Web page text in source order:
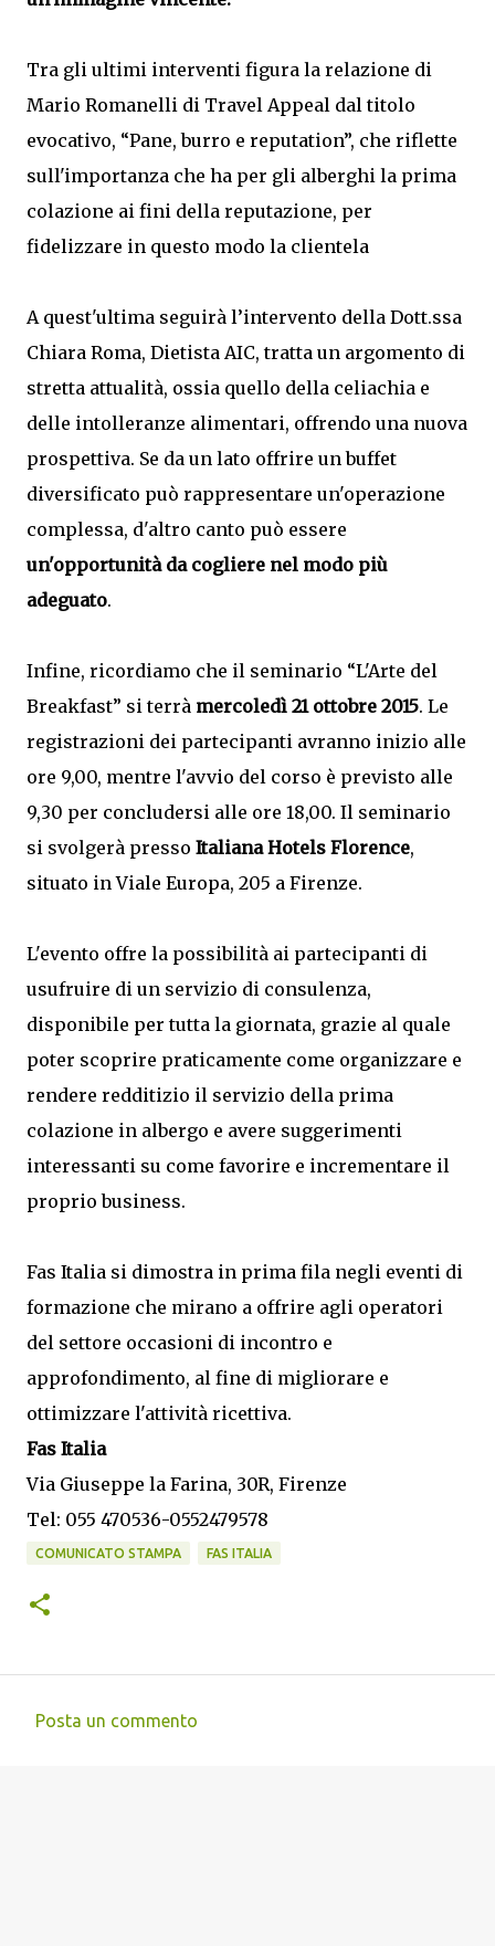
Tra gli ultimi interventi figura la relazione di
Mario Romanelli di Travel Appeal dal titolo
evocativo, “Pane, burro e reputation”, che riflette
sull'importanza che ha per gli alberghi la prima
colazione ai fini della reputazione, per
fidelizzare in questo modo la clientela
A quest'ultima seguirà l’intervento della Dott.ssa
Chiara Roma, Dietista AIC, tratta un argomento di
stretta attualità, ossia quello della celiachia e
delle intolleranze alimentari, offrendo una nuova
prospettiva. Se da un lato offrire un buffet
diversificato può rappresentare un'operazione
complessa, d'altro canto può essere
un'opportunità da cogliere nel modo più
adeguato.
Infine, ricordiamo che il seminario “L'Arte del
Breakfast” si terrà mercoledì 21 ottobre 2015. Le
registrazioni dei partecipanti avranno inizio alle
ore 9,00, mentre l'avvio del corso è previsto alle
9,30 per concludersi alle ore 18,00. Il seminario
si svolgerà presso Italiana Hotels Florence,
situato in Viale Europa, 205 a Firenze.
L'evento offre la possibilità ai partecipanti di
usufruire di un servizio di consulenza,
disponibile per tutta la giornata, grazie al quale
poter scoprire praticamente come organizzare e
rendere redditizio il servizio della prima
colazione in albergo e avere suggerimenti
interessanti su come favorire e incrementare il
proprio business.
Fas Italia si dimostra in prima fila negli eventi di
formazione che mirano a offrire agli operatori
del settore occasioni di incontro e
approfondimento, al fine di migliorare e
ottimizzare l'attività ricettiva.
Fas Italia
Via Giuseppe la Farina, 30R, Firenze
Tel: 055 470536-0552479578
COMUNICATO STAMPA FAS ITALIA
Posta un commento